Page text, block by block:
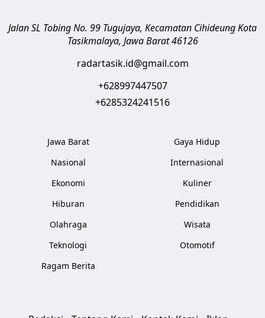
Jalan SL Tobing No. 99 Tugujaya, Kecamatan CihideungKota
Tasikmalaya, Jawa Barat 46126
radartasik.id@gmail.com
+628997447507
+6285324241516
Jawa Barat
Nasional
Ekonomi
Hiburan
Olahraga
Teknologi
Ragam Berita
Gaya Hidup
Internasional
Kuliner
Pendidikan
Wisata
Otomotif